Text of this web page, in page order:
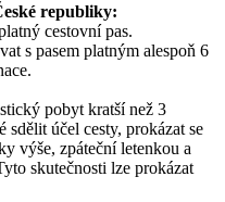
republiky:
cestovní pas.
s pasem platným alespoň 6
pobyt kratší než 3
sdělit účel cesty, prokázat se
výše, zpáteční letenkou a
skutečnosti lze prokázat